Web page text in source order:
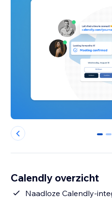
0 1
Calendly overzicht
Naadloze Calendly-